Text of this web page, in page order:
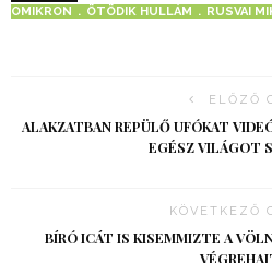
OMIKRON
ÖTÖDIK HULLÁM RUSVAI
ELŐZŐ
ALAKZATBAN REPÜLŐ UFÓKAT
EGÉSZ VILÁGOT
KÖVETKEZŐ
BÍRÓ ICÁT IS KISEMMIZTE A